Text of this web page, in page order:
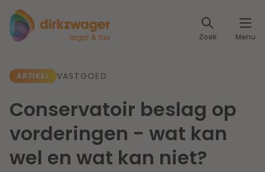
Zoek Menu
Expertises
Fiscaal
Arbeid & Pensioen
Artikelen
Klantcases
Events
Specialisten
ARTIKEL VASTGOED
Conservatoir beslag op
vorderingen - wat kan
wel en wat kan niet?